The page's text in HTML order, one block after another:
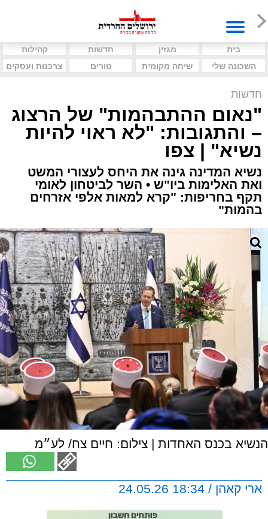
בית מגזין חדשות
קהילות
השכונה שלי
שיחה מקומית טורים צרכנות ועסקים
חדשות
"נאום ההתבהמות" של הרצוג
– והתגובות: "לא ראוי להיות
נשיא" | צפו
נשיא המדינה גינה את היחס לעצורי המשט
ואת האלימות ביו"ש • השר לביטחון לאומי
תקף בחריפות: "קרא למאות אלפי אזרחים
בהמות"
הנשיא בכנס האחדות | צילום: חיים צח/ לע״מ
ארי קאהן / 18:34 24.05.26